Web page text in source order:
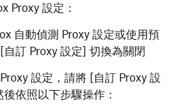
Proxy 設定：
自動偵測 Proxy 設定或使用預
訂 Proxy 設定] 切換為關閉
設定，請將 [自訂 Proxy 設
依照以下步驟操作：